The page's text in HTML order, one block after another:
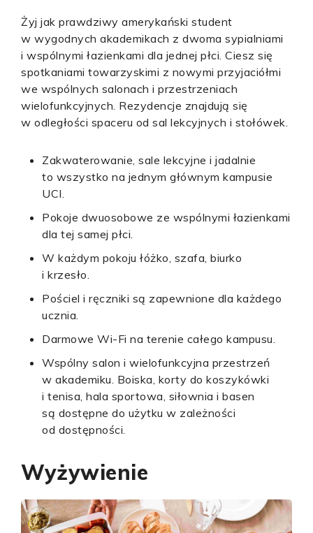
Żyj jak prawdziwy amerykański student
w wygodnych akademikach z dwoma sypialniami
i wspólnymi łazienkami dla jednej płci. Ciesz się
spotkaniami towarzyskimi z nowymi przyjaciółmi
we wspólnych salonach i przestrzeniach
wielofunkcyjnych. Rezydencje znajdują się
w odległości spaceru od sal lekcyjnych i stołówek.
Zakwaterowanie, sale lekcyjne i jadalnie
to wszystko na jednym głównym kampusie
UCI.
Pokoje dwuosobowe ze wspólnymi łazienkami
dla tej samej płci.
W każdym pokoju łóżko, szafa, biurko
i krzesło.
Pościel i ręczniki są zapewnione dla każdego
ucznia.
Darmowe Wi-Fi na terenie całego kampusu.
Wspólny salon i wielofunkcyjna przestrzeń
w akademiku. Boiska, korty do koszykówki
i tenisa, hala sportowa, siłownia i basen
są dostępne do użytku w zależności
od dostępności.
Wyżywienie